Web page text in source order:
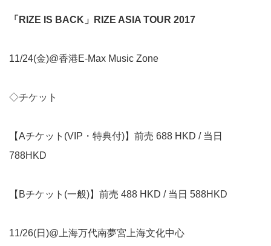
「RIZE IS BACK」RIZE ASIA TOUR 2017
11/24(金)@香港E-Max Music Zone
◇チケット
【Aチケット(VIP・特典付)】前売 688 HKD / 当日
788HKD
【Bチケット(一般)】前売 488 HKD / 当日 588HKD
11/26(日)@上海万代南夢宮上海文化中心